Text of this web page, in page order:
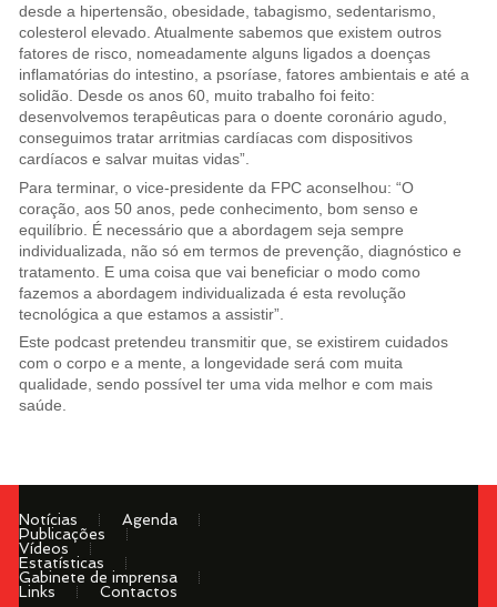
desde a hipertensão, obesidade, tabagismo, sedentarismo,
colesterol elevado. Atualmente sabemos que existem outros
fatores de risco, nomeadamente alguns ligados a doenças
inflamatórias do intestino, a psoríase, fatores ambientais e até a
solidão. Desde os anos 60, muito trabalho foi feito:
desenvolvemos terapêuticas para o doente coronário agudo,
conseguimos tratar arritmias cardíacas com dispositivos
cardíacos e salvar muitas vidas”.
Para terminar, o vice-presidente da FPC aconselhou: “O
coração, aos 50 anos, pede conhecimento, bom senso e
equilíbrio. É necessário que a abordagem seja sempre
individualizada, não só em termos de prevenção, diagnóstico e
tratamento. E uma coisa que vai beneficiar o modo como
fazemos a abordagem individualizada é esta revolução
tecnológica a que estamos a assistir”.
Este podcast pretendeu transmitir que, se existirem cuidados
com o corpo e a mente, a longevidade será com muita
qualidade, sendo possível ter uma vida melhor e com mais
saúde.
Notícias
Agenda
Publicações
Vídeos
Estatísticas
Gabinete de imprensa
Links
Contactos